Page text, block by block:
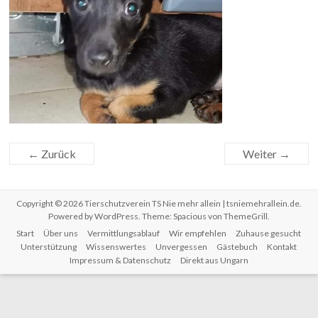
← Zurück Weiter →
Copyright © 2026Tierschutzverein TS Nie mehr allein | tsniemehrallein.de.
Powered byWordPress. Theme: Spacious von ThemeGrill.
Start
Über uns Vermittlungsablauf Wir empfehlen
Zuhause gesucht
Unterstützung
Wissenswertes Unvergessen Gästebuch
Kontakt
Impressum & Datenschutz
Direkt aus Ungarn